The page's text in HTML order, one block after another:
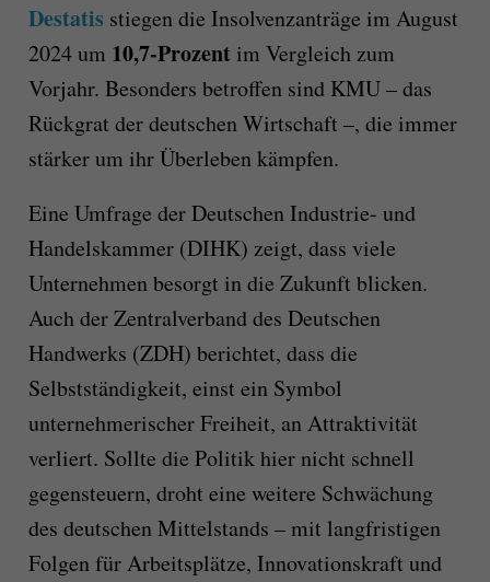
Destatis stiegen die Insolvenzanträge im August
2024 um 10,7-Prozentim Vergleich zum
Vorjahr. Besonders betroffen sind KMU – das
Rückgrat der deutschen Wirtschaft –, die immer
stärker um ihr Überleben kämpfen.
Eine Umfrage der Deutschen Industrie- und
Handelskammer (DIHK) zeigt, dass viele
Unternehmen besorgt in die Zukunft blicken.
Auch der Zentralverband des Deutschen
Handwerks (ZDH) berichtet, dass die
Selbstständigkeit, einst ein Symbol
unternehmerischer Freiheit, an Attraktivität
verliert. Sollte die Politik hier nicht schnell
gegensteuern, droht eine weitere Schwächung
des deutschen Mittelstands – mit langfristigen
Folgen für Arbeitsplätze, Innovationskraft und